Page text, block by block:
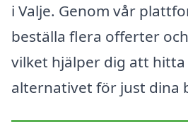
i Valje. Genom vår
beställa flera offerter
vilket hjälper dig att hitta
alternativet för just dina